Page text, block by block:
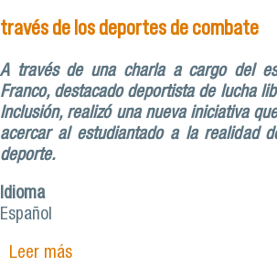
través de los deportes de combate
A través de una charla a cargo del
Franco, destacado deportista de lucha
Inclusión, realizó una nueva iniciativa
acercar al estudiantado a la realidad
deporte.
Idioma
Español
Leer mássobre Proyecto Ludoinclusión: